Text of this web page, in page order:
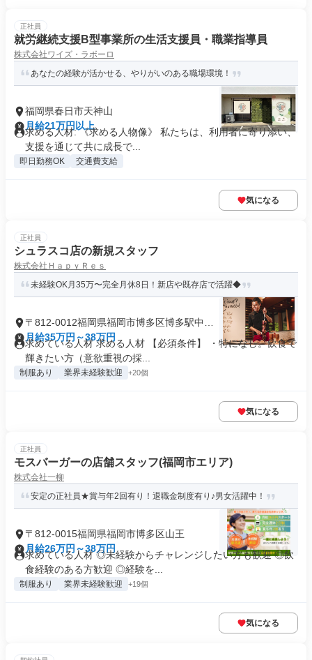
正社員
就労継続支援B型事業所の生活支援員・職業指導員
株式会社ワイズ・ラボーロ
あなたの経験が活かせる、やりがいのある職場環境！
福岡県春日市天神山
月給21万円以上
求める人材: 《求める人物像》 私たちは、利用者に寄り添い、
支援を通じて共に成長で...
即日勤務OK 交通費支給
気になる
正社員
シュラスコ店の新規スタッフ
株式会社ＨａｐｙＲｅｓ
未経験OK月35万〜完全月休8日！新店や既存店で活躍◆
〒812-0012福岡県福岡市博多区博多駅中央
街
月給35万円～38万円
求めている人材 求める人材 【必須条件】 ・特になし。飲食で
輝きたい方（意欲重視の採...
制服あり 業界未経験歓迎 +20個
気になる
正社員
モスバーガーの店舗スタッフ(福岡市エリア)
株式会社一柳
安定の正社員★賞与年2回有り！退職金制度有り♪男女活躍中！
〒812-0015福岡県福岡市博多区山王
月給26万円～38万円
求めている人材 ◎未経験からチャレンジしたい方も歓迎 ◎飲
食経験のある方歓迎 ◎経験を...
制服あり 業界未経験歓迎 +19個
気になる